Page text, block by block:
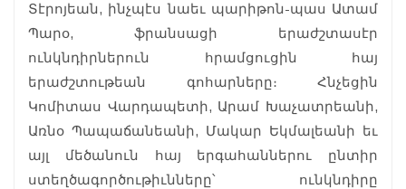
Տէրոյեան, ինչպէս նաեւ պարիթոն-պաս Ատամ
Պարօ, ֆրանսացի երաժշտասէր
ունկնդիրներուն հրամցուցին հայ
երաժշտութեան գոհարները։ Հնչեցին
Կոմիտաս Վարդապետի, Արամ Խաչատրեանի,
Առնօ Պապաճանեանի, Մակար Եկմալեանի եւ
այլ մեծանուն հայ երգահաններու ընտիր
ստեղծագործութիւնները՝ ունկնդիրը